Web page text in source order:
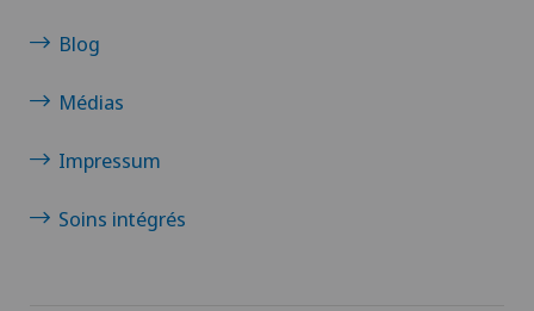
Blog
Médias
Impressum
Soins intégrés